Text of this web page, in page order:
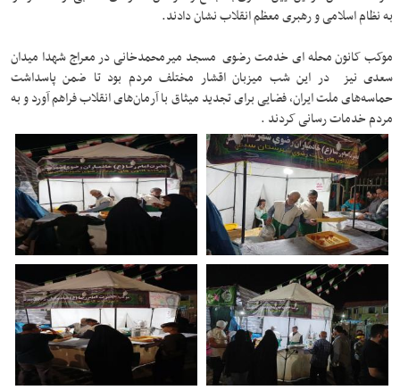
به نظام اسلامی و رهبری معظم انقلاب نشان دادند.
موکب کانون محله ای خدمت رضوی مسجد میرمحمدخانی در معراج شهدا میدان
سعدی نیز در این شب میزبان اقشار مختلف مردم بود تا ضمن پاسداشت
حماسه‌های ملت ایران، فضایی برای تجدید میثاق با آرمان‌های انقلاب فراهم آورد و به
مردم خدمات رسانی کردند .